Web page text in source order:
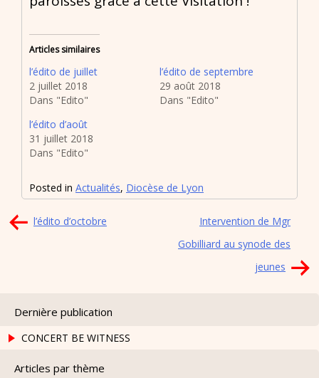
Articles similaires
l’édito de juillet
2 juillet 2018
Dans "Edito"
l’édito de septembre
29 août 2018
Dans "Edito"
l’édito d’août
31 juillet 2018
Dans "Edito"
Posted in Actualités, Diocèse de Lyon
Navigation
l’édito d’octobre
Intervention de Mgr
Gobilliard au synode des
jeunes
Dernière publication
CONCERT BE WITNESS
Articles par thème